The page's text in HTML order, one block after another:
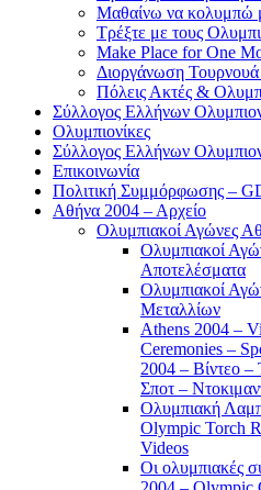
Μαθαίνω να κολυμπώ
Τρέξτε με τους
Make Place for One
Διοργάνωση Τουρνουά
Πόλεις Ακτές &
Σύλλογος Ελλήνων
Ολυμπιονίκες
Σύλλογος Ελλήνων
Επικοινωνία
Πολιτική Συμμόρφωσης –
Αθήνα 2004 – Αρχείο
Ολυμπιακοί Αγώνες
Ολυμπιακοί
Αποτελέσματα
Ολυμπιακοί
Μεταλλίων
Athens 2004 –
Ceremonies –
2004 – Βίντεο –
Σποτ –
Ολυμπιακή
Olympic Torch
Videos
Οι ολυμπιακές